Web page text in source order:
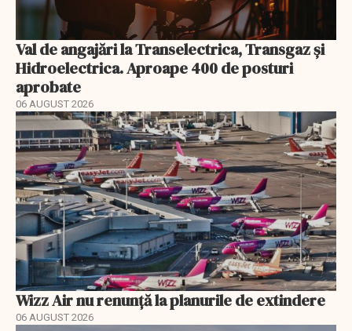
Val de angajări la Transelectrica, Transgaz și
Hidroelectrica. Aproape 400 de posturi
aprobate
06 AUGUST 2026
Wizz Air nu renunță la planurile de extindere
06 AUGUST 2026